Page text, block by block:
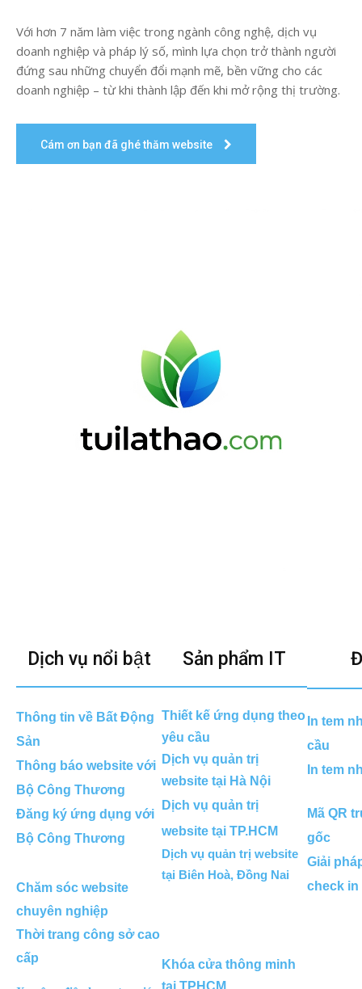
Với hơn 7 năm làm việc trong ngành công nghệ, dịch vụ
doanh nghiệp và pháp lý số, mình lựa chọn trở thành người
đứng sau những chuyển đổi mạnh mẽ, bền vững cho các
doanh nghiệp – từ khi thành lập đến khi mở rộng thị trường.
Cám ơn bạn đã ghé thăm website
Dịch vụ nổi bật
Thông tin về Bất Động
Sản
Thông báo website với
Bộ Công Thương
Đăng ký ứng dụng với
Bộ Công Thương
Chăm sóc website
chuyên nghiệp
Thời trang công sở cao
cấp
Sản phẩm IT
Thiết kế ứng dụng theo
yêu cầu
Dịch vụ quản trị
website tại Hà Nội
Dịch vụ quản trị
website tại TP.HCM
Dịch vụ quản trị website
tại Biên Hoà, Đồng Nai
Khóa cửa thông minh
tại TPHCM
In tem
cầu
In tem
Mã QR
gốc
Giải
check